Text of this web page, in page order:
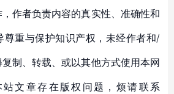
作者负责内容的真实性、准确性和
尊重与保护知识产权，未经作者和/
制、转载、或以其他方式使用本网
文章存在版权问题，烦请联系